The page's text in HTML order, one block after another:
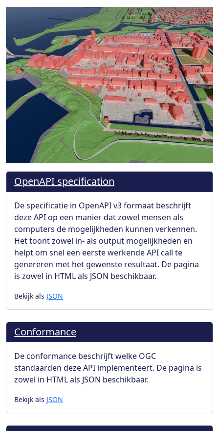
OpenAPI specification
De specificatie in OpenAPI v3 formaat beschrijft
deze API op een manier dat zowel mensen als
computers de mogelijkheden kunnen verkennen.
Het toont zowel in- als output mogelijkheden en
helpt om snel een eerste werkende API call te
genereren met het gewenste resultaat. De pagina
is zowel in HTML als JSON beschikbaar.
Bekijk als JSON
Conformance
De conformance beschrijft welke OGC
standaarden deze API implementeert. De pagina is
zowel in HTML als JSON beschikbaar.
Bekijk als JSON